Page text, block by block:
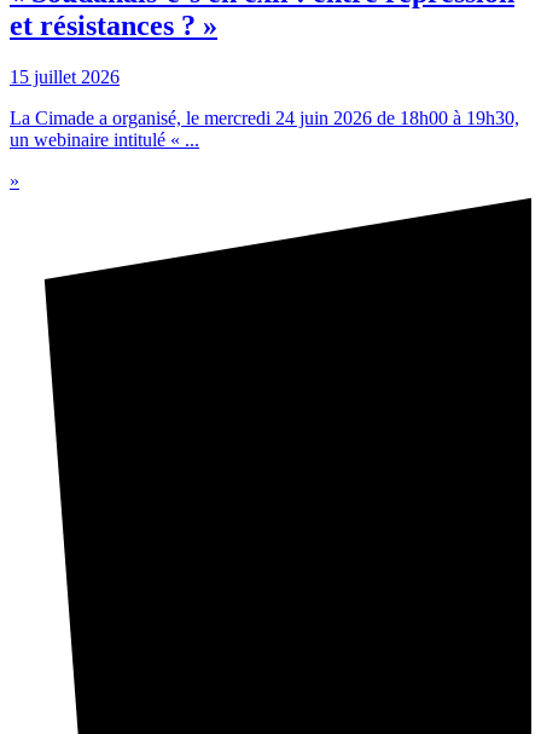
et résistances ? »
15 juillet 2026
La Cimade a organisé, le mercredi 24 juin 2026 de 18h00 à 19h30,
un webinaire intitulé « ...
»